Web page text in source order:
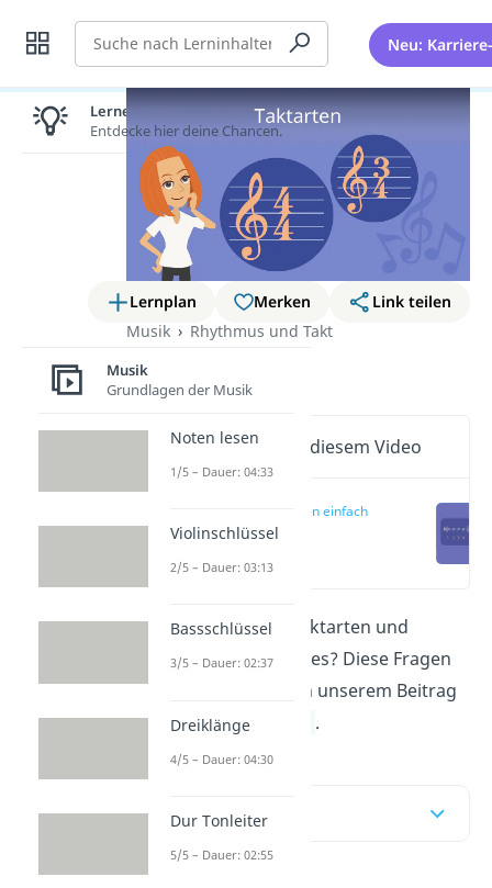
Suche Neu:
Lernplan Merken
Link teilen
Musik
Rhythmus und Takt
Taktarten
Wichtige Inhalte in diesem Video
Taktarten einfach
erklärt
Was sind eigentlich Taktarten und
welche Taktarten gibt es? Diese Fragen
beantworten wir dir in unserem Beitrag
und in unserem
.
Inhaltsübersicht
Lernen lohnt sich!
Entdecke hier deine Chancen.
Musik
Grundlagen der Musik
Noten lesen
1/5 – Dauer: 04:33
Violinschlüssel
2/5 – Dauer: 03:13
Bassschlüssel
3/5 – Dauer: 02:37
Dreiklänge
4/5 – Dauer: 04:30
Dur Tonleiter
5/5 – Dauer: 02:55